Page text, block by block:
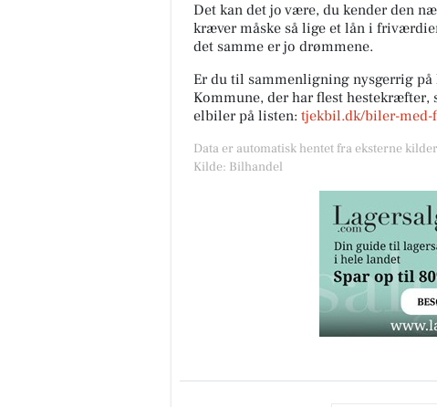
Det kan det jo være, du kender den
kræver måske så lige et lån i
det samme er jo drømmene.
Er du til sammenligning nysgerrig
Kommune, der har flest hestekræfter,
elbiler på listen: tjekbil.dk/biler-med-
Data er automatisk hentet fra eksterne
Kilde: Bilhandel